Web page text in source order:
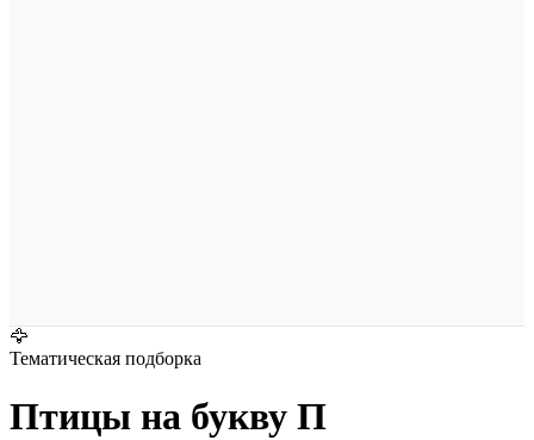
🦅
Тематическая подборка
Птицы на букву П